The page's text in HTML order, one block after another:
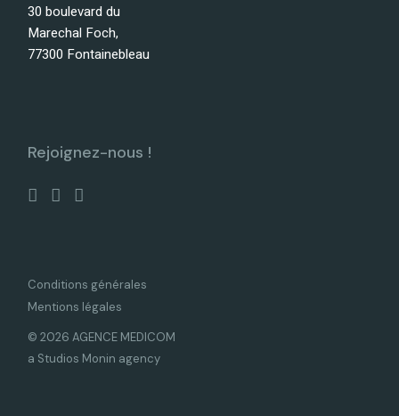
30 boulevard du
Marechal Foch,
77300 Fontainebleau
Rejoignez-nous !
Conditions générales
Mentions légales
© 2026 AGENCE MEDICOM
a Studios Monin agency